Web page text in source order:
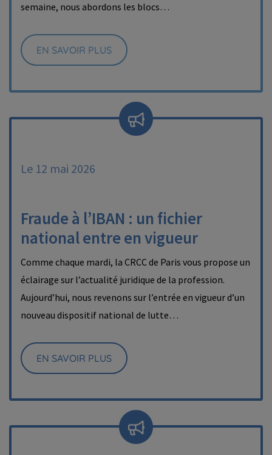
semaine, nous abordons les blocs…
EN SAVOIR PLUS
Le 12 mai 2026
Fraude à l’IBAN : un fichier
national entre en vigueur
Comme chaque mardi, la CRCC de Paris vous propose un
éclairage sur l’actualité juridique de la profession.
Aujourd’hui, nous revenons sur l’entrée en vigueur d’un
nouveau dispositif national de lutte…
EN SAVOIR PLUS